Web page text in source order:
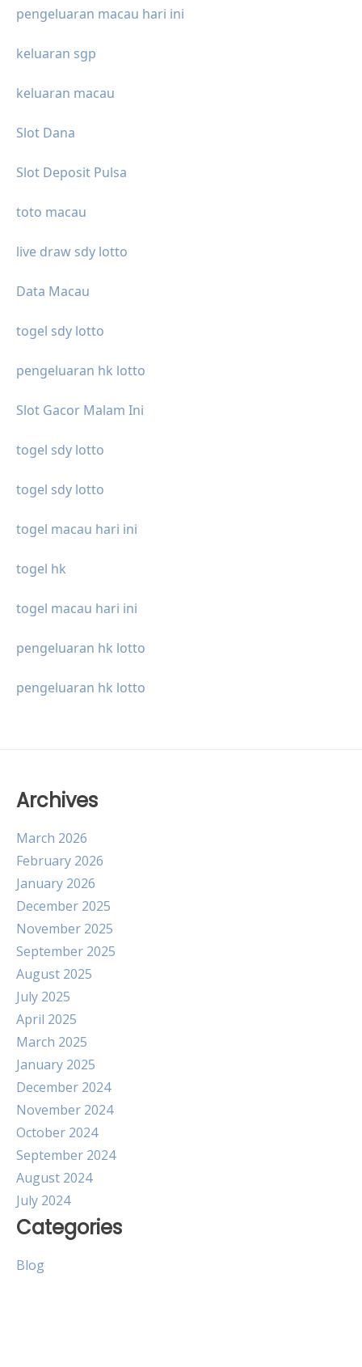
pengeluaran macau hari ini
keluaran sgp
keluaran macau
Slot Dana
Slot Deposit Pulsa
toto macau
live draw sdy lotto
Data Macau
togel sdy lotto
pengeluaran hk lotto
Slot Gacor Malam Ini
togel sdy lotto
togel sdy lotto
togel macau hari ini
togel hk
togel macau hari ini
pengeluaran hk lotto
pengeluaran hk lotto
Archives
March 2026
February 2026
January 2026
December 2025
November 2025
September 2025
August 2025
July 2025
April 2025
March 2025
January 2025
December 2024
November 2024
October 2024
September 2024
August 2024
July 2024
Categories
Blog